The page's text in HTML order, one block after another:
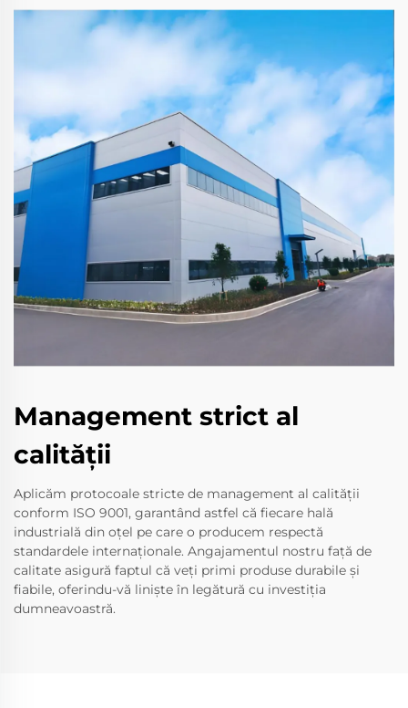
Management strict al
calității
Aplicăm protocoale stricte de management al calității
conform ISO 9001, garantând astfel că fiecare hală
industrială din oțel pe care o producem respectă
standardele internaționale. Angajamentul nostru față de
calitate asigură faptul că veți primi produse durabile și
fiabile, oferindu-vă liniște în legătură cu investiția
dumneavoastră.